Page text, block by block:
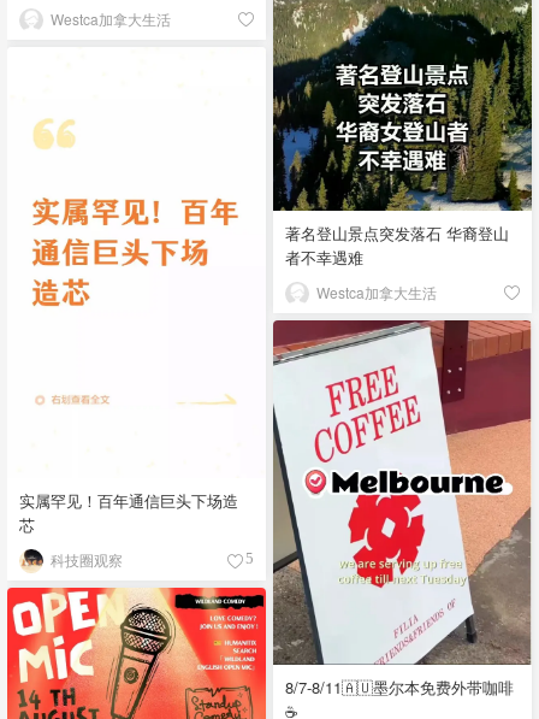
Westca加拿大生活
著名登山景点突发落石 华裔登山
者不幸遇难
Westca加拿大生活
实属罕见！百年通信巨头下场造
芯
科技圈观察 5
8/7-8/11🇦🇺墨尔本免费外带咖啡
☕